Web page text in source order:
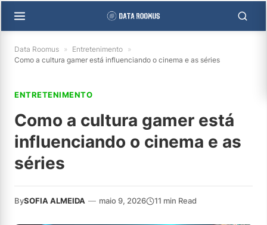
Data Roomus » Entretenimento »
Como a cultura gamer está influenciando o cinema e as séries
ENTRETENIMENTO
Como a cultura gamer está
influenciando o cinema e as
séries
BySOFIA ALMEIDA — maio 9, 2026 11 min Read